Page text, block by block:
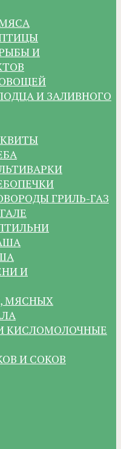
И
И ЗАЛИВНОГО
ГРИЛЬ-ГАЗ
И
МЯСНЫХ
КИСЛОМОЛОЧНЫЕ
И СОКОВ